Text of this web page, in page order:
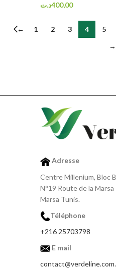
400,00د.ت
← 1 2 3 4 5
→
Adresse
Centre Millenium, Bloc
N°19 Route de la Marsa
Marsa Tunis.
Téléphone
+216 25703798
E mail